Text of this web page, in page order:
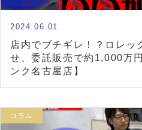
2024.06.01
店内でブチギレ！？ロレッ
せ、委託販売で約1,000万
ンク名古屋店】
コラム